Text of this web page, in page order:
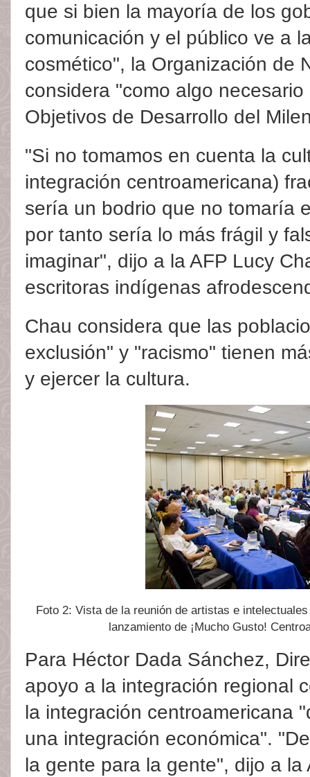
que si bien la mayoría de los
comunicación y el público ve a
cosmético", la Organización de
considera "como algo
Objetivos de Desarrollo del
"Si no tomamos en cuenta la
integración centroamericana)
sería un bodrio que no tomaría
por tanto sería lo más frágil y
imaginar", dijo a la AFP Lucy
escritoras indígenas
Chau considera que las
exclusión" y "racismo" tienen
y ejercer la cultura.
Foto 2: Vista de la reunión de artistas e
lanzamiento de ¡Mucho Gusto!
Para Héctor Dada Sánchez,
apoyo a la integración regional
la integración centroamericana
una integración económica".
la gente para la gente", dijo a